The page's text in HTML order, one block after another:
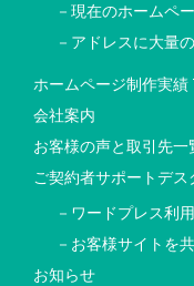
－現在のホームペ
－アドレスに大量
ホームページ制作実績
会社案内
お客様の声と取引先一
ご契約者サポートデス
－ワードプレス利
－お客様サイトを
お知らせ